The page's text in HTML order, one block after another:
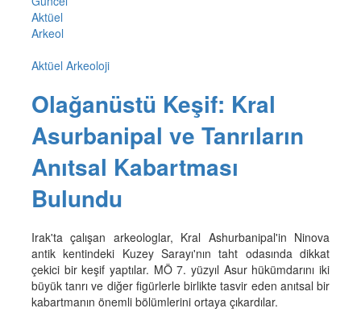
Aktüel
Arkeol
Aktüel Arkeoloji
Olağanüstü Keşif: Kral
Asurbanipal ve Tanrıların
Anıtsal Kabartması
Bulundu
Irak'ta çalışan arkeologlar, Kral Ashurbanipal'in Ninova
antik kentindeki Kuzey Sarayı'nın taht odasında dikkat
çekici bir keşif yaptılar. MÖ 7. yüzyıl Asur hükümdarını iki
büyük tanrı ve diğer figürlerle birlikte tasvir eden anıtsal bir
kabartmanın önemli bölümlerini ortaya çıkardılar.